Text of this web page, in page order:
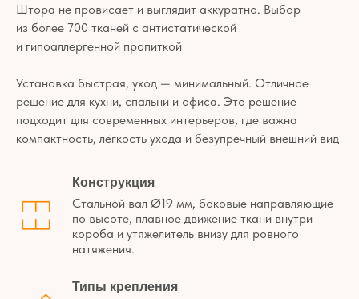
Штора не провисает и выглядит аккуратно. Выбор
из более 700 тканей с антистатической
и гипоаллергенной пропиткой
Установка быстрая, уход — минимальный. Отличное
решение для кухни, спальни и офиса. Это решение
подходит для современных интерьеров, где важна
компактность, лёгкость ухода и безупречный внешний вид
Конструкция
Стальной вал Ø19 мм, боковые направляющие
по высоте, плавное движение ткани внутри
короба и утяжелитель внизу для ровного
натяжения.
Типы крепления
Наши
проекты
Показываем, как шторы Fabryka
решают задачи клиентов—
в интерьере, а не в теории